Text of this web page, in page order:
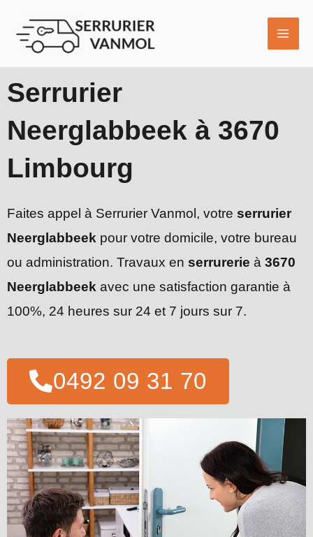
contenu
Serrurier
Neerglabbeek à 3670
Limbourg
Faites appel à Serrurier Vanmol, votre serrurier
Neerglabbeek pour votre domicile, votre bureau
ou administration. Travaux en serrurerie à 3670
Neerglabbeek avec une satisfaction garantie à
100%, 24 heures sur 24 et 7 jours sur 7.
0492 09 31 70